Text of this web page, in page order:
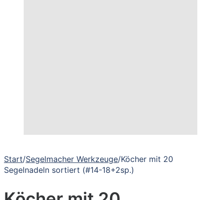
Start/Segelmacher Werkzeuge/Köcher mit 20
Segelnadeln sortiert (#14-18+2sp.)